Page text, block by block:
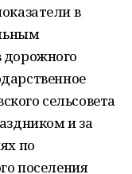
в
сельсовета
и за
по
поселения